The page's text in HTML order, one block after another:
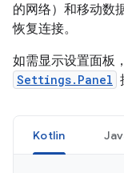
的网络）和移动数
恢复连接。
如需显示设置面板
Settings.Panel
Kotlin